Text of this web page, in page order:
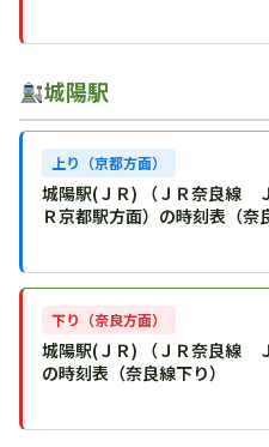
城陽駅
上り（京都方面）
城陽駅(ＪＲ) （ＪＲ奈良線
Ｒ京都駅方面）の時刻表（奈
下り（奈良方面）
城陽駅(ＪＲ) （ＪＲ奈良線
の時刻表（奈良線下り）